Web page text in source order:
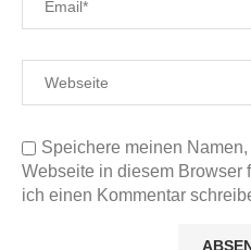
Speichere meinen
Webseite in diesem Browser
ich einen Kommentar